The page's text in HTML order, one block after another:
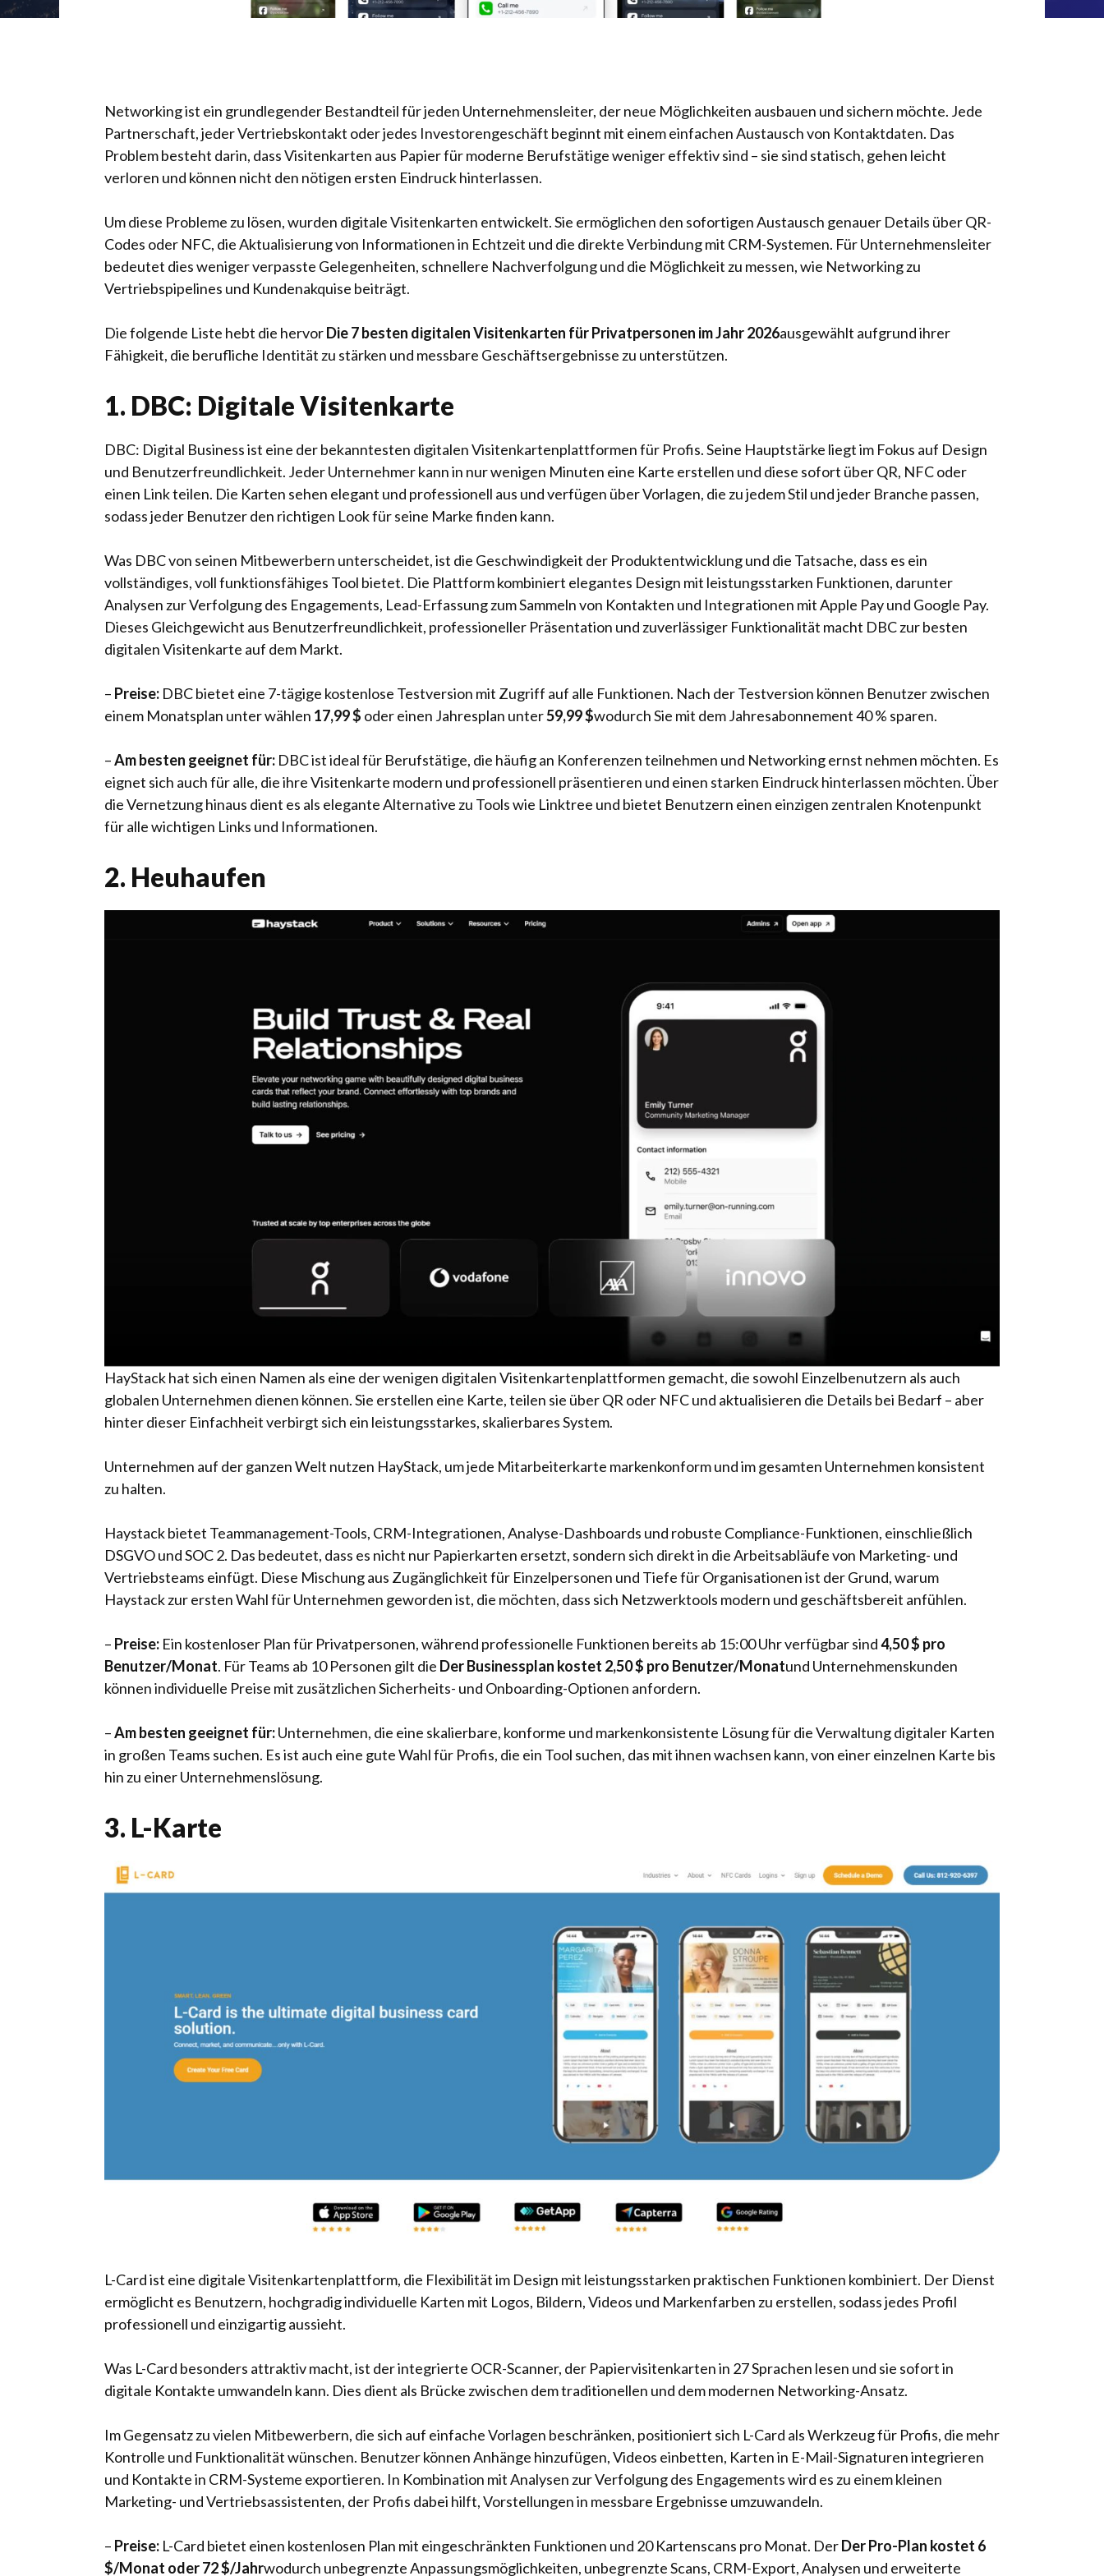
Networking ist ein grundlegender Bestandteil für jeden Unternehmensleiter, der neue Möglichkeiten ausbauen und sichern möchte. Jede
Partnerschaft, jeder Vertriebskontakt oder jedes Investorengeschäft beginnt mit einem einfachen Austausch von Kontaktdaten. Das
Problem besteht darin, dass Visitenkarten aus Papier für moderne Berufstätige weniger effektiv sind – sie sind statisch, gehen leicht
verloren und können nicht den nötigen ersten Eindruck hinterlassen.
Um diese Probleme zu lösen, wurden digitale Visitenkarten entwickelt. Sie ermöglichen den sofortigen Austausch genauer Details über QR-
Codes oder NFC, die Aktualisierung von Informationen in Echtzeit und die direkte Verbindung mit CRM-Systemen. Für Unternehmensleiter
bedeutet dies weniger verpasste Gelegenheiten, schnellere Nachverfolgung und die Möglichkeit zu messen, wie Networking zu
Vertriebspipelines und Kundenakquise beiträgt.
Die folgende Liste hebt die hervorDie 7 besten digitalen Visitenkarten für Privatpersonen im Jahr 2026ausgewählt aufgrund ihrer
Fähigkeit, die berufliche Identität zu stärken und messbare Geschäftsergebnisse zu unterstützen.
1. DBC: Digitale Visitenkarte
DBC: Digital Business ist eine der bekanntesten digitalen Visitenkartenplattformen für Profis. Seine Hauptstärke liegt im Fokus auf Design
und Benutzerfreundlichkeit. Jeder Unternehmer kann in nur wenigen Minuten eine Karte erstellen und diese sofort über QR, NFC oder
einen Link teilen. Die Karten sehen elegant und professionell aus und verfügen über Vorlagen, die zu jedem Stil und jeder Branche passen,
sodass jeder Benutzer den richtigen Look für seine Marke finden kann.
Was DBC von seinen Mitbewerbern unterscheidet, ist die Geschwindigkeit der Produktentwicklung und die Tatsache, dass es ein
vollständiges, voll funktionsfähiges Tool bietet. Die Plattform kombiniert elegantes Design mit leistungsstarken Funktionen, darunter
Analysen zur Verfolgung des Engagements, Lead-Erfassung zum Sammeln von Kontakten und Integrationen mit Apple Pay und Google Pay.
Dieses Gleichgewicht aus Benutzerfreundlichkeit, professioneller Präsentation und zuverlässiger Funktionalität macht DBC zur besten
digitalen Visitenkarte auf dem Markt.
– Preise: DBC bietet eine 7-tägige kostenlose Testversion mit Zugriff auf alle Funktionen. Nach der Testversion können Benutzer zwischen
einem Monatsplan unter wählen 17,99 $ oder einen Jahresplan unter59,99 $wodurch Sie mit dem Jahresabonnement 40 % sparen.
–Am besten geeignet für: DBC ist ideal für Berufstätige, die häufig an Konferenzen teilnehmen und Networking ernst nehmen möchten. Es
eignet sich auch für alle, die ihre Visitenkarte modern und professionell präsentieren und einen starken Eindruck hinterlassen möchten. Über
die Vernetzung hinaus dient es als elegante Alternative zu Tools wie Linktree und bietet Benutzern einen einzigen zentralen Knotenpunkt
für alle wichtigen Links und Informationen.
2. Heuhaufen
HayStack hat sich einen Namen als eine der wenigen digitalen Visitenkartenplattformen gemacht, die sowohl Einzelbenutzern als auch
globalen Unternehmen dienen können. Sie erstellen eine Karte, teilen sie über QR oder NFC und aktualisieren die Details bei Bedarf – aber
hinter dieser Einfachheit verbirgt sich ein leistungsstarkes, skalierbares System.
Unternehmen auf der ganzen Welt nutzen HayStack, um jede Mitarbeiterkarte markenkonform und im gesamten Unternehmen konsistent
zu halten.
Haystack bietet Teammanagement-Tools, CRM-Integrationen, Analyse-Dashboards und robuste Compliance-Funktionen, einschließlich
DSGVO und SOC 2. Das bedeutet, dass es nicht nur Papierkarten ersetzt, sondern sich direkt in die Arbeitsabläufe von Marketing- und
Vertriebsteams einfügt. Diese Mischung aus Zugänglichkeit für Einzelpersonen und Tiefe für Organisationen ist der Grund, warum
Haystack zur ersten Wahl für Unternehmen geworden ist, die möchten, dass sich Netzwerktools modern und geschäftsbereit anfühlen.
– Preise: Ein kostenloser Plan für Privatpersonen, während professionelle Funktionen bereits ab 15:00 Uhr verfügbar sind4,50 $ pro
Benutzer/Monat. Für Teams ab 10 Personen gilt die Der Businessplan kostet 2,50 $ pro Benutzer/Monatund Unternehmenskunden
können individuelle Preise mit zusätzlichen Sicherheits- und Onboarding-Optionen anfordern.
–Am besten geeignet für:Unternehmen, die eine skalierbare, konforme und markenkonsistente Lösung für die Verwaltung digitaler Karten
in großen Teams suchen. Es ist auch eine gute Wahl für Profis, die ein Tool suchen, das mit ihnen wachsen kann, von einer einzelnen Karte bis
hin zu einer Unternehmenslösung.
3. L-Karte
L-Card ist eine digitale Visitenkartenplattform, die Flexibilität im Design mit leistungsstarken praktischen Funktionen kombiniert. Der Dienst
ermöglicht es Benutzern, hochgradig individuelle Karten mit Logos, Bildern, Videos und Markenfarben zu erstellen, sodass jedes Profil
professionell und einzigartig aussieht.
Was L-Card besonders attraktiv macht, ist der integrierte OCR-Scanner, der Papiervisitenkarten in 27 Sprachen lesen und sie sofort in
digitale Kontakte umwandeln kann. Dies dient als Brücke zwischen dem traditionellen und dem modernen Networking-Ansatz.
Im Gegensatz zu vielen Mitbewerbern, die sich auf einfache Vorlagen beschränken, positioniert sich L-Card als Werkzeug für Profis, die mehr
Kontrolle und Funktionalität wünschen. Benutzer können Anhänge hinzufügen, Videos einbetten, Karten in E-Mail-Signaturen integrieren
und Kontakte in CRM-Systeme exportieren. In Kombination mit Analysen zur Verfolgung des Engagements wird es zu einem kleinen
Marketing- und Vertriebsassistenten, der Profis dabei hilft, Vorstellungen in messbare Ergebnisse umzuwandeln.
– Preise: L-Card bietet einen kostenlosen Plan mit eingeschränkten Funktionen und 20 Kartenscans pro Monat. DerDer Pro-Plan kostet 6
$/Monat oder 72 $/Jahrwodurch unbegrenzte Anpassungsmöglichkeiten, unbegrenzte Scans, CRM-Export, Analysen und erweiterte